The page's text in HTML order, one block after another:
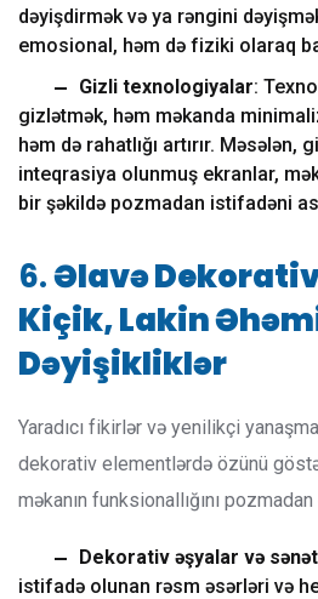
dəyişdirmək və ya rəngini
emosional, həm də fiziki olaraq
Gizli texnologiyalar:
gizlətmək, həm məkanda
həm də rahatlığı artırır.
inteqrasiya olunmuş ekranlar,
bir şəkildə pozmadan istifadəni
6.Əlavə
Kiçik, Lakin
Dəyişikliklər
Yaradıcı fikirlər və yenilikçi
dekorativ elementlərdə özünü
məkanın funksionallığını
Dekorativ əşyalar və
istifadə olunan rəsm əsərləri və